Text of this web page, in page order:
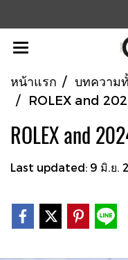
หน้าแรก บทความ
ROLEX and
ROLEX and
Last updated: 9 มิ.ย.